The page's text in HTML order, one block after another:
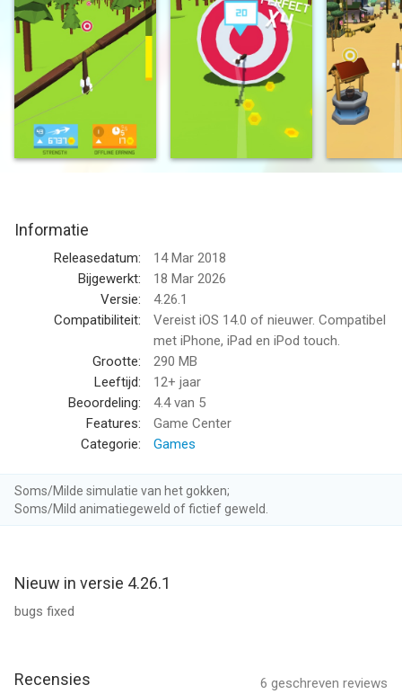
Flying Arrow! van Voodoo is een app voor iPhone, iPad en iPod
touch met iOS versie 14.0 of hoger, geschikt bevonden voor
gebruikers met leeftijden vanaf
12 jaar.
Informatie voor Flying Arrow!is het laatst vergeleken op 10 Aug
om 08:13.
Informatie
Releasedatum:
14 Mar 2018
Bijgewerkt:
18 Mar 2026
Versie:
4.26.1
Compatibiliteit:
Vereist iOS 14.0 of nieuwer. Compatibel
met iPhone, iPad en iPod touch.
Grootte:
290 MB
Leeftijd:
12+ jaar
Beoordeling:
4.4van 5
Features:
Game Center
Categorie:
Games
Soms/Milde simulatie van het gokken;
Soms/Mild animatiegeweld of fictief geweld.
Nieuw in versie 4.26.1
bugs fixed
6 geschreven reviews
Recensies